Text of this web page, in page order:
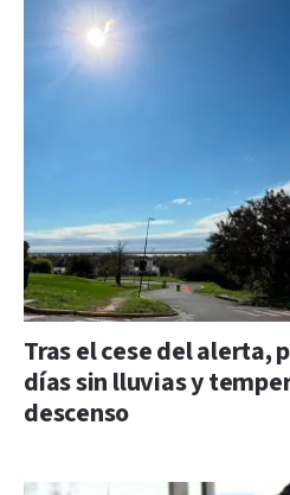
Tras el cese del alerta,
días sin lluvias y
descenso